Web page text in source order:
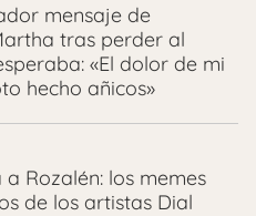
mensaje de
tras perder al
«El dolor de mi
hecho añicos»
a Rozalén: los memes
de los artistas Dial